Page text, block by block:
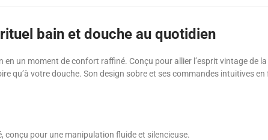
bain et douche au quotidien
un moment de confort raffiné. Conçu pour allier l’esprit vintage de
qu’à votre douche. Son design sobre et ses commandes intuitives
conçu pour une manipulation fluide et silencieuse.